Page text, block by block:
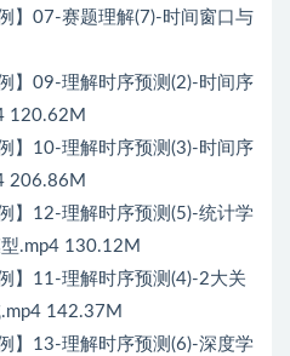
】07-赛题理解(7)-时间窗口与
】09-理解时序预测(2)-时间序
120.62M
】10-理解时序预测(3)-时间序
206.86M
】12-理解时序预测(5)-统计学
.mp4 130.12M
】11-理解时序预测(4)-2大关
142.37M
】13-理解时序预测(6)-深度学